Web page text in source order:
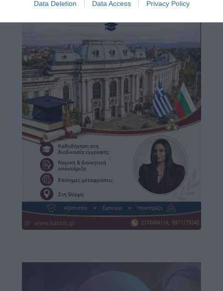
Data Deletion Data Access Privacy Policy